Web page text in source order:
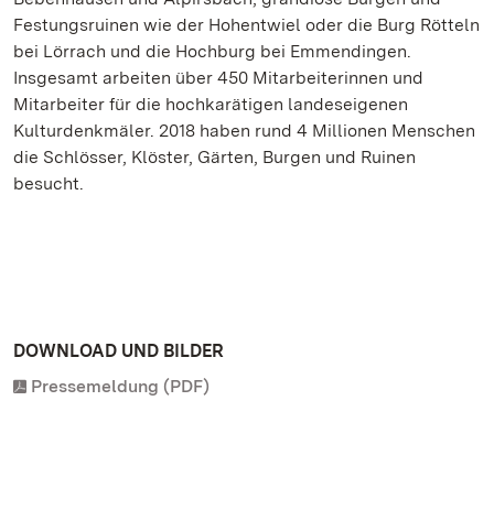
Festungsruinen wie der Hohentwiel oder die Burg Rötteln
bei Lörrach und die Hochburg bei Emmendingen.
Insgesamt arbeiten über 450 Mitarbeiterinnen und
Mitarbeiter für die hochkarätigen landeseigenen
Kulturdenkmäler. 2018 haben rund 4 Millionen Menschen
die Schlösser, Klöster, Gärten, Burgen und Ruinen
besucht.
DOWNLOAD UND BILDER
Pressemeldung (PDF)